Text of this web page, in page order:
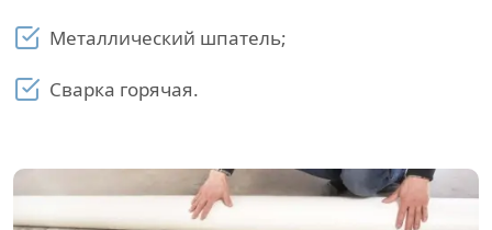
Металлический шпатель;
Сварка горячая.